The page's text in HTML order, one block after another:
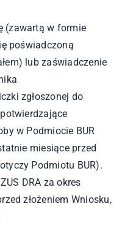
(zawartą w formie
poświadczoną
lub zaświadczenie
zgłoszonej do
w Podmiocie BUR
miesiące przed
Podmiotu BUR).
DRA za okres
złożeniem Wniosku,